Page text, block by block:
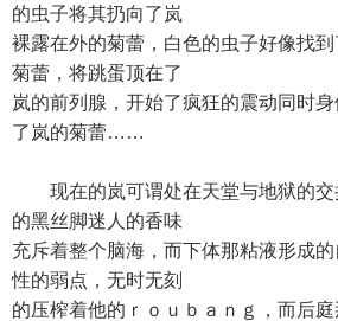
的虫子将其扔向了岚
裸露在外的菊蕾，白色的虫子好像找
菊蕾，将跳蛋顶在了
岚的前列腺，开始了疯狂的震动同时
了岚的菊蕾……
现在的岚可谓处在天堂与地狱的交
的黑丝脚迷人的香味
充斥着整个脑海，而下体那粘液形成
性的弱点，无时无刻
的压榨着他的ｒｏｕｂａｎｇ，而后